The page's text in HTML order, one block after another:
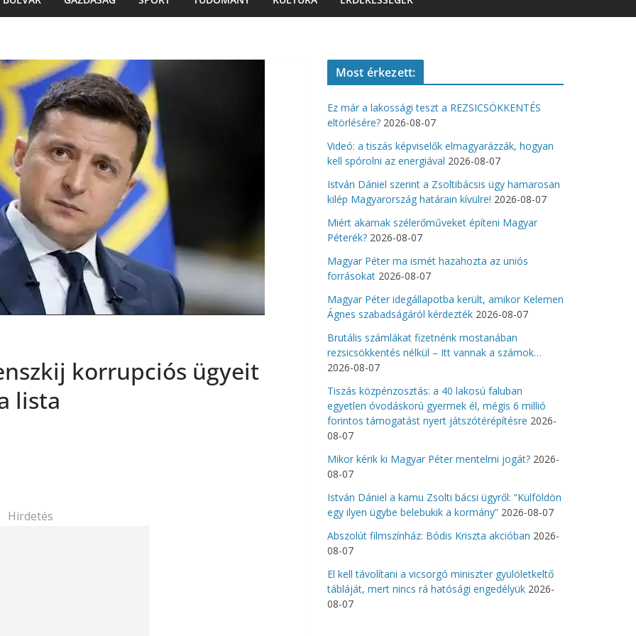
korrupciós ügyeit
lista
Hirdetés
Most érkezett:
Ez már a lakossági teszt a REZSICSÖKKENTÉS
eltörlésére? 2026-08-07
Videó: a tiszás képviselők elmagyarázzák, hogyan
kell spórolni az energiával 2026-08-07
István Dániel szerint a Zsoltibácsis ügy hamarosan
kilép Magyarország határain kívülre! 2026-08-07
Miért akarnak szélerőműveket építeni Magyar
Péterék? 2026-08-07
Magyar Péter ma ismét hazahozta az uniós
forrásokat 2026-08-07
Magyar Péter idegállapotba került, amikor Kelemen
Ágnes szabadságáról kérdezték 2026-08-07
Brutális számlákat fizetnénk mostanában
rezsicsökkentés nélkül – Itt vannak a számok…
2026-08-07
Tiszás közpénzosztás: a 40 lakosú faluban
egyetlen óvodáskorú gyermek él, mégis 6 millió
forintos támogatást nyert játszótérépítésre 2026-
08-07
Mikor kérik ki Magyar Péter mentelmi jogát? 2026-
08-07
István Dániel a kamu Zsolti bácsi ügyről: “Külföldön
egy ilyen ügybe belebukik a kormány” 2026-08-07
Abszolút filmszínház: Bódis Kriszta akcióban 2026-
08-07
El kell távolítani a vicsorgó miniszter gyülöletkeltő
tábláját, mert nincs rá hatósági engedélyük 2026-
08-07